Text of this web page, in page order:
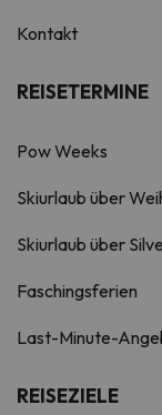
Kontakt
REISETERMINE
Pow Weeks
Skiurlaub über
Skiurlaub über
Faschingsferien
Last-Minute-
REISEZIELE